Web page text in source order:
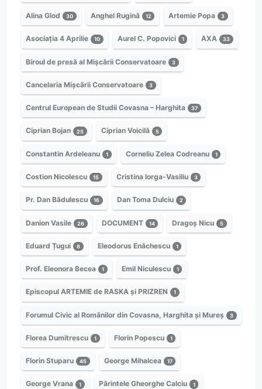
Alina Glod 30 Anghel Rugină 12 Artemie Popa 3
Asociația 4 Aprilie 10 Aurel C. Popovici 1 AXA 33
Biroul de presă al Mișcării Conservatoare 3
Cancelaria Mișcării Conservatoare 3
Centrul European de Studii Covasna – Harghita 37
Ciprian Bojan 25 Ciprian Voicilă 5
Constantin Ardeleanu 1 Corneliu Zelea Codreanu 1
Costion Nicolescu 15 Cristina Iorga-Vasiliu 3
Pr. Dan Bădulescu 16 Dan Toma Dulciu 2
Danion Vasile 26 DOCUMENT 14 Dragoș Nicu 5
Eduard Țugui 8 Eleodorus Enăchescu 1
Prof. Eleonora Becea 1 Emil Niculescu 1
Episcopul ARTEMIE de RASKA și PRIZREN 1
Forumul Civic al Românilor din Covasna, Harghita și Mureș 3
Florea Dumitrescu 1 Florin Popescu 1
Florin Stuparu 45 George Mihalcea 17
George Vrana 1 Părintele Gheorghe Calciu 1